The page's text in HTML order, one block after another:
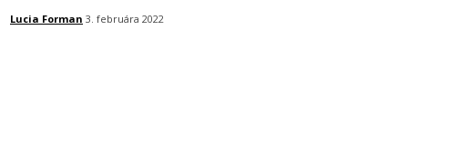
Lucia Forman 3. februára 2022